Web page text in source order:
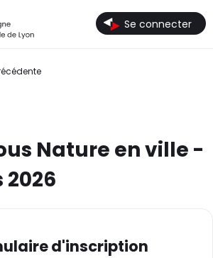
Se connecter
Nature en ville -
d'inscription